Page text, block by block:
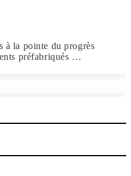
à la pointe du progrès
préfabriqués …